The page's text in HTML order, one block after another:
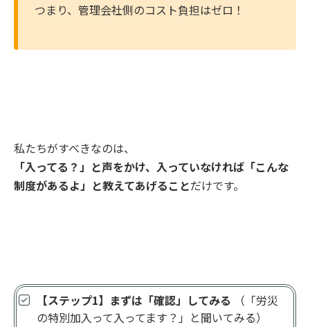
つまり、管理会社側のコスト負担はゼロ！
私たちがすべきなのは、
「入ってる？」と声をかけ、入っていなければ「こんな
制度があるよ」と教えてあげることだけです。
【ステップ1】まずは「確認」してみる （「労災
の特別加入って入ってます？」と聞いてみる）